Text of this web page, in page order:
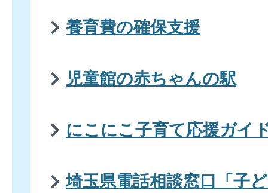
養育費の確保支援
児童館の赤ちゃんの駅
にこにこ子育て応援ガイ
埼玉県電話相談窓口「子